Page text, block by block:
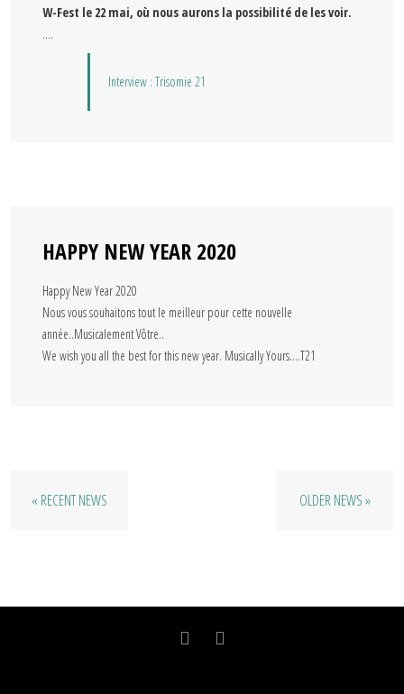
W-Fest le 22 mai, où nous aurons la possibilité de les voir.
….
Interview : Trisomie 21
HAPPY NEW YEAR 2020
Happy New Year 2020
Nous vous souhaitons tout le meilleur pour cette nouvelle
année..Musicalement Vôtre..
We wish you all the best for this new year. Musically Yours….T21
« RECENT NEWS OLDER NEWS »